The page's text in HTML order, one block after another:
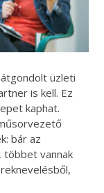
üzleti
is kell. Ez
kaphat.
bár az
többet vannak